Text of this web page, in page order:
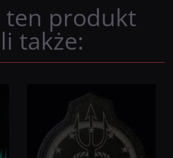
ten produkt
także: